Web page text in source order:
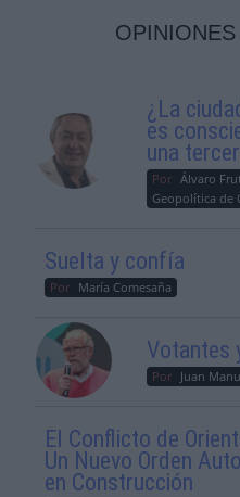
¿La
es
una
Por Álvaro
Geopolítica de
Suelta y confía
Por María Comesaña
Votantes
Por Juan
El Conflicto de
Un Nuevo Orden
en Construcción